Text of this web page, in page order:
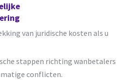
van juridische kosten als u
stappen richting wanbetalers
conflicten.